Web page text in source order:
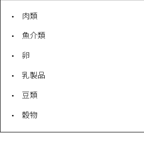
肉類
魚介類
卵
乳製品
豆類
穀物